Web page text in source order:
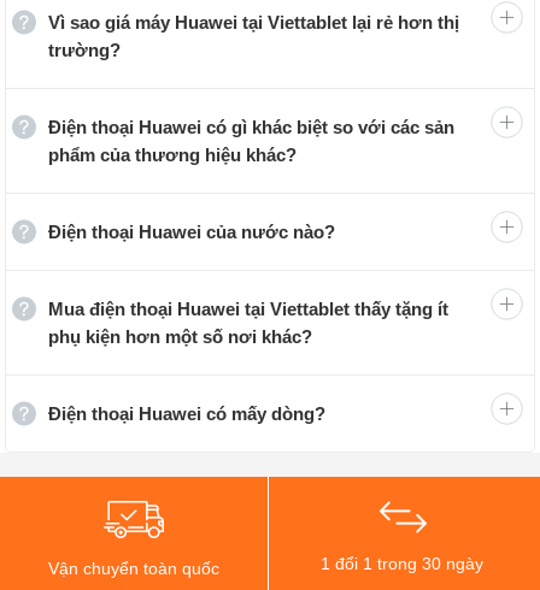
sử của Giải phóng quân Nhân dân Trung Quốc có tên là
Nhậm Chí Phi. Tại thời điểm đó, Huawei chỉ tập trung
thoại. Sau đó, hãng đã mở rộng kinh doanh ở những lĩnh
vực khác, như: Xây dựng mạng viễn thông, sản xuất
vận hành cho các doanh nghiệp trong và ngoài thị trường
Trung Quốc.
Trụ sở của Huawei được đặt tại thành phố Đông Quản,
tỉnh Quảng Đông của Trung Quốc. Khu trụ sở được khởi
bắt đầu đi vào hoạt động ở cuối năm 2018, tiêu tốn của
hãng khoảng 2 tỷ USD.
Vì sao giá máy Huawei tại Viettablet lại rẻ hơn thị
trường?
Điện thoại Huawei có gì khác biệt so với các sản
phẩm của thương hiệu khác?
Điện thoại Huawei của nước nào?
Mua điện thoại Huawei tại Viettablet thấy tặng ít
phụ kiện hơn một số nơi khác?
Điện thoại Huawei có mấy dòng?
Vận chuyển toàn quốc 1 đổi 1 trong 30 ngày